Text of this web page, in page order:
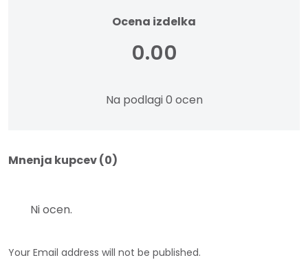
Mnenja kupcev (0)
Ni ocen.
Your Email address will not be published.
Ocena izdelka
0.00
Na podlagi 0 ocen